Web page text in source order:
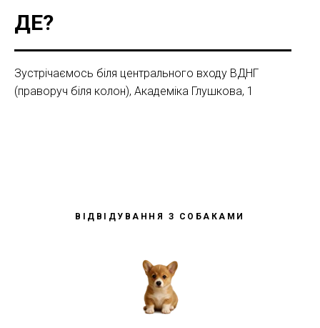
ДЕ?
Зустрічаємось біля центрального входу ВДНГ
(праворуч біля колон), Академіка Глушкова, 1
ВІДВІДУВАННЯ З СОБАКАМИ